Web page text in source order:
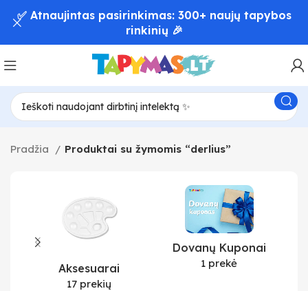
Pradžia Produktai su žymomis “derlius”
Aksesuarai
17 prekių
Dovanų Kuponai
1 prekė
✅ Atnaujintas pasirinkimas: 300+ naujų tapybos
rinkinių 🎉